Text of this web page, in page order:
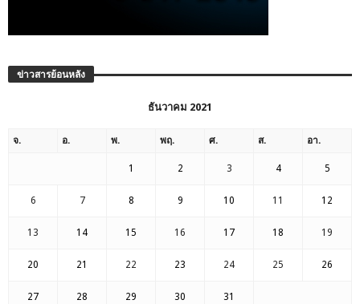
ข่าวสารย้อนหลัง
ธันวาคม 2021
จ. อ. พ. พฤ. ศ. ส. อา.
1 2 3 4 5
6 7 8 9 10 11 12
13 14 15 16 17 18 19
20 21 22 23 24 25 26
27 28 29 30 31